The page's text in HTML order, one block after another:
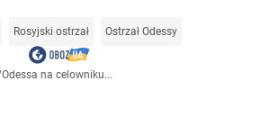
Rosyjski ostrzał Ostrzał Odessy
Odessa na celowniku...